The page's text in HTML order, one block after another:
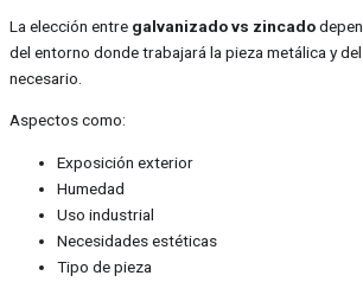
La elección entre galvanizado vs zincado
del entorno donde trabajará la pieza metálica y
necesario.
Aspectos como:
Exposición exterior
Humedad
Uso industrial
Necesidades estéticas
Tipo de pieza